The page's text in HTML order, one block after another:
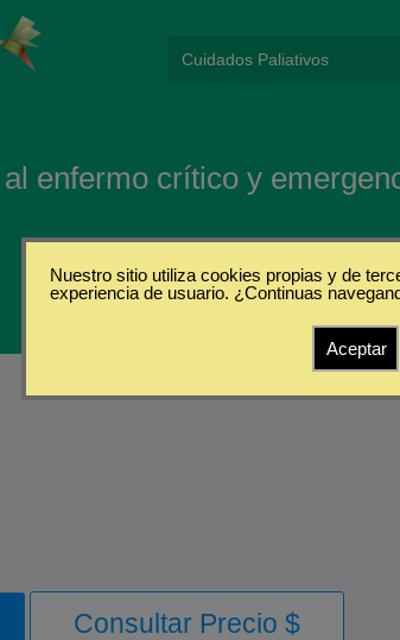
enfermo crítico y
Consultar Precio $
Nuestro sitio utiliza cookies propias y de
experiencia de usuario. ¿Continuas
Aceptar